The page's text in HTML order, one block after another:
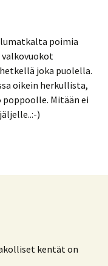
poimia
valkovuokot
joka puolella.
oikein herkullista,
Mitään ei
)
kentät on